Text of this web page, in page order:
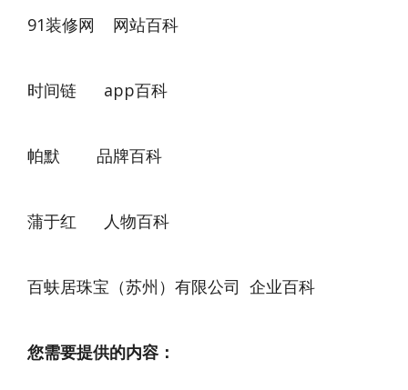
91装修网 网站百科
时间链 app百科
帕默 品牌百科
蒲于红 人物百科
百蚨居珠宝（苏州）有限公司 企业百科
您需要提供的内容：